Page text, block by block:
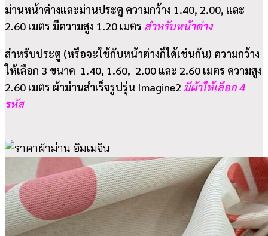
ม่านหน้าต่างและม่านประตู ความกว้าง 1.40, 2.00, และ
2.60 เมตร มีความสูง 1.20 เมตร สำหรับหน้าต่าง
สำหรับประตู (หรือจะใช้กับหน้าต่างก็ได้เช่นกัน) ความกว้าง
ให้เลือก 3 ขนาด 1.40, 1.60, 2.00 และ 2.60 เมตร ความสูง
2.60 เมตร ผ้าม่านสำเร็จรูปรุ่น Imagine2 มีผ้าให้เลือก 4
รหัส